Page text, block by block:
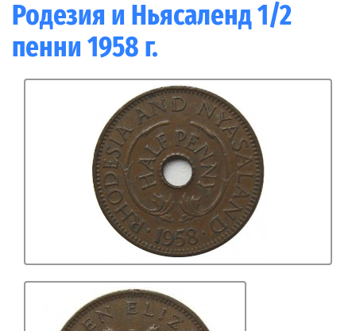
Родезия и Ньясаленд 1/2
пенни 1958 г.